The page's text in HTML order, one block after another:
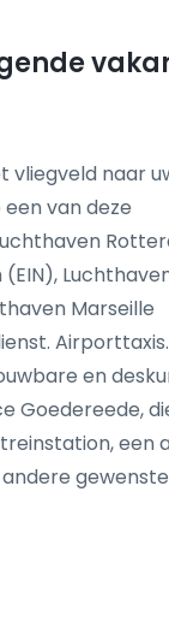
vliegveld naar
van deze
Marseille
en
Goedereede,
een
gewenste